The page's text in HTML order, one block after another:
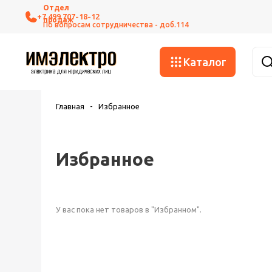
+7 499 707-18-12
Каталог
Главная - Избранное
Избранное
У вас пока нет товаров в "Избранном".